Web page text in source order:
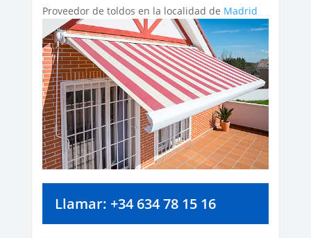
Proveedor de toldos en la localidad de Madrid
Llamar: +34 634 78 15 16